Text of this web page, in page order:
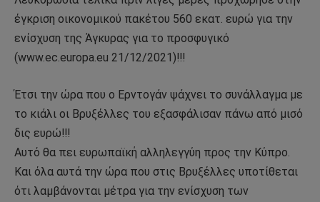
έγκριση οικονομικού πακέτου 560 εκατ. ευρώ για την
ενίσχυση της Άγκυρας για το προσφυγικό
(www.ec.europa.eu 21/12/2021)!!!
Έτσι την ώρα που ο Ερντογάν ψάχνει το συνάλλαγμα με
το κιάλι οι Βρυξέλλες του εξασφάλισαν πάνω από μισό
δις ευρώ!!!
Αυτό θα πει ευρωπαϊκή αλληλεγγύη προς την Κύπρο.
Και όλα αυτά την ώρα που στις Βρυξέλλες υποτίθεται
ότι λαμβάνονται μέτρα για την ενίσχυση των